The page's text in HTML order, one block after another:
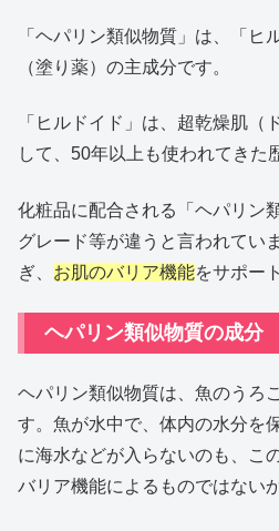
「ヘパリン類似物質」は、「ヒ
（塗り薬）の主成分です。
「ヒルドイド」は、超乾燥肌（
して、50年以上も使われてきた
化粧品に配合される「ヘパリン
グレード等が違うと言われてい
ぎ、 お肌のバリア機能をサポー
ヘパリン類似物質の成分
ヘパリン類似物質は、魚のうろ
す。魚が水中で、体内の水分を
に海水などが入らないのも、こ
バリア機能によるものではない